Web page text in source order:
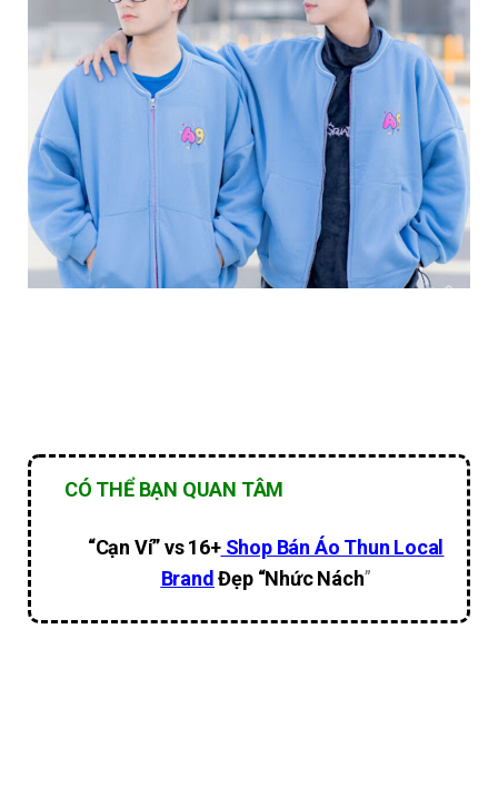
CÓ THỂ BẠN QUAN TÂM
“Cạn Ví” vs 16+Shop Bán Áo Thun Local
BrandĐẹp “Nhức Nách”